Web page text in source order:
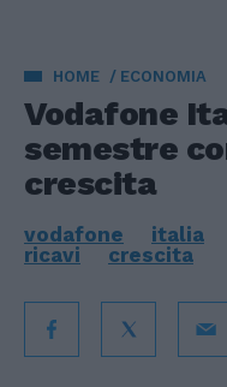
HOME ECONOMIA
Vodafone
semestre
crescita
vodafone italia
ricavi
crescita